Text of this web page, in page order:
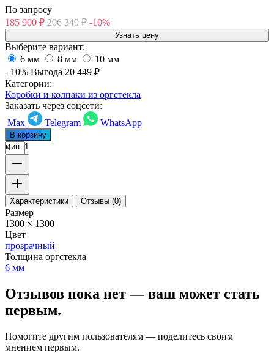
По запросу
185 900 ₽ 206 349 ₽ -10%
Узнать цену
Выберите вариант:
6 мм
8 мм
10 мм
- 10% Выгода 20 449 ₽
Категории:
Коробки и колпаки из оргстекла
Заказать через соцсети:
Max
Telegram WhatsApp
В корзину
мин. 1
Характеристики Отзывы (0)
Размер
1300 × 1300
Цвет
прозрачный
Толщина оргстекла
6 мм
Отзывов пока нет — ваш может стать
первым.
Помогите другим пользователям — поделитесь своим
мнением первым.